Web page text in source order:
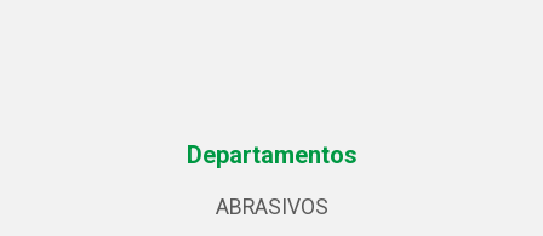
Departamentos
ABRASIVOS